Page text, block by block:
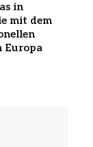
in
mit dem
Europa